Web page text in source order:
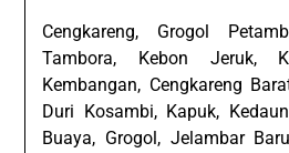
Cengkareng, Grogol
Tambora, Kebon Jeruk,
Kembangan, Cengkareng
Duri Kosambi, Kapuk,
Buaya, Grogol, Jelambar